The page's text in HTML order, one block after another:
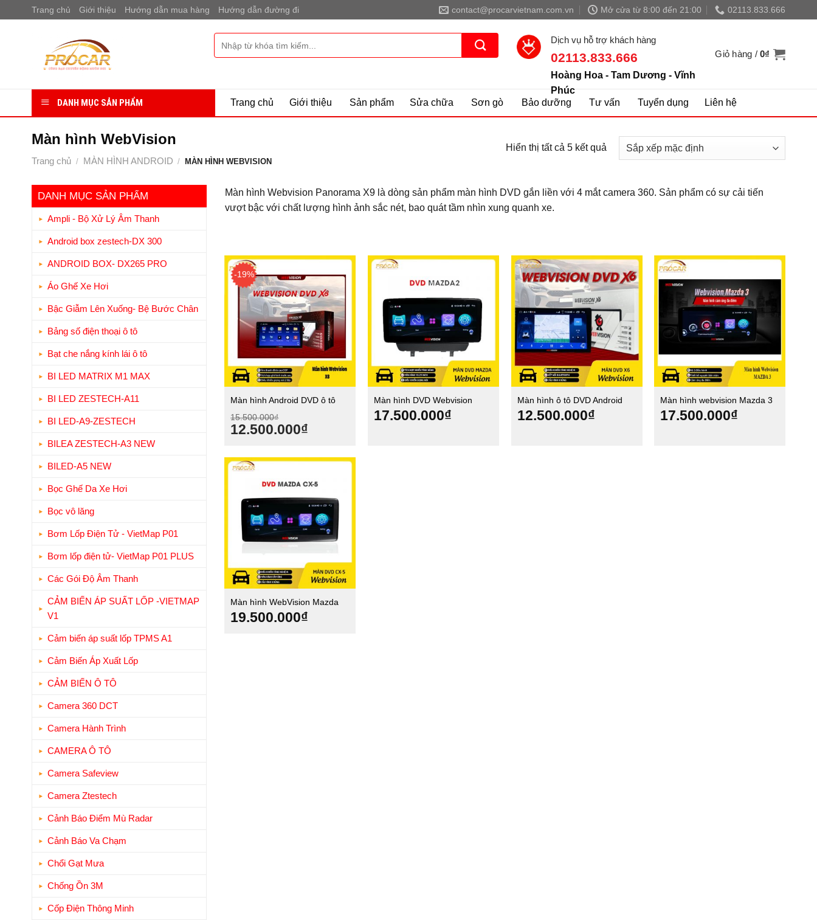
qua
Trang chủ Giới thiệu Hướng dẫn mua hàng Hướng dẫn đường đi contact@procarvietnam.com.vn Mở cửa từ 8:00 đến 21:00 02113.833.666
kiếm:
Dịch vụ hỗ trợ khách hàng
02113.833.666
Hoàng Hoa - Tam Dương - Vĩnh
Phúc
Giỏ hàng /0₫
DANH MỤC SẢN PHẨM Trang chủ Giới thiệu Sản phẩm Sửa chữa Sơn gò Bảo dưỡng Tư vấn Tuyển dụng Liên hệ
Màn hình WebVision
Trang chủ / MÀN HÌNH ANDROID / MÀN HÌNH WEBVISION
Hiển thị tất cả 5 kết quả
DANH MỤC SẢN PHẨM
Ampli - Bộ Xử Lý Âm Thanh
Android box zestech-DX 300
ANDROID BOX- DX265 PRO
Áo Ghế Xe Hơi
Bậc Giẫm Lên Xuống- Bệ Bước Chân
Bảng số điện thoại ô tô
Bạt che nắng kính lái ô tô
BI LED MATRIX M1 MAX
BI LED ZESTECH-A11
BI LED-A9-ZESTECH
BILEA ZESTECH-A3 NEW
BILED-A5 NEW
Bọc Ghế Da Xe Hơi
Bọc vô lăng
Bơm Lốp Điện Tử - VietMap P01
Bơm lốp điện tử- VietMap P01 PLUS
Các Gói Độ Âm Thanh
CẢM BIẾN ÁP SUẤT LỐP -VIETMAP
V1
Cảm biến áp suất lốp TPMS A1
Cảm Biến Áp Xuất Lốp
CẢM BIẾN Ô TÔ
Camera 360 DCT
Camera Hành Trình
CAMERA Ô TÔ
Camera Safeview
Camera Ztestech
Cảnh Báo Điểm Mù Radar
Cảnh Báo Va Chạm
Chổi Gạt Mưa
Chống Ồn 3M
Cốp Điện Thông Minh
Màn hình Webvision Panorama X9 là dòng sản phẩm màn hình DVD gắn liền với 4 mắt camera 360. Sản phẩm có sự cải tiến
vượt bậc với chất lượng hình ảnh sắc nét, bao quát tầm nhìn xung quanh xe.
-19%
Màn hình Android DVD ô tô
15.500.000₫
Giá
là:
15.500.000₫.
12.500.000₫
tại
12.500.000₫.
Màn hình DVD Webvision
Mazda 2
17.500.000₫
Màn hình ô tô DVD Android
Webvision X6
12.500.000₫
Màn hình webvision Mazda 3
17.500.000₫
Màn hình WebVision Mazda
CX5
19.500.000₫